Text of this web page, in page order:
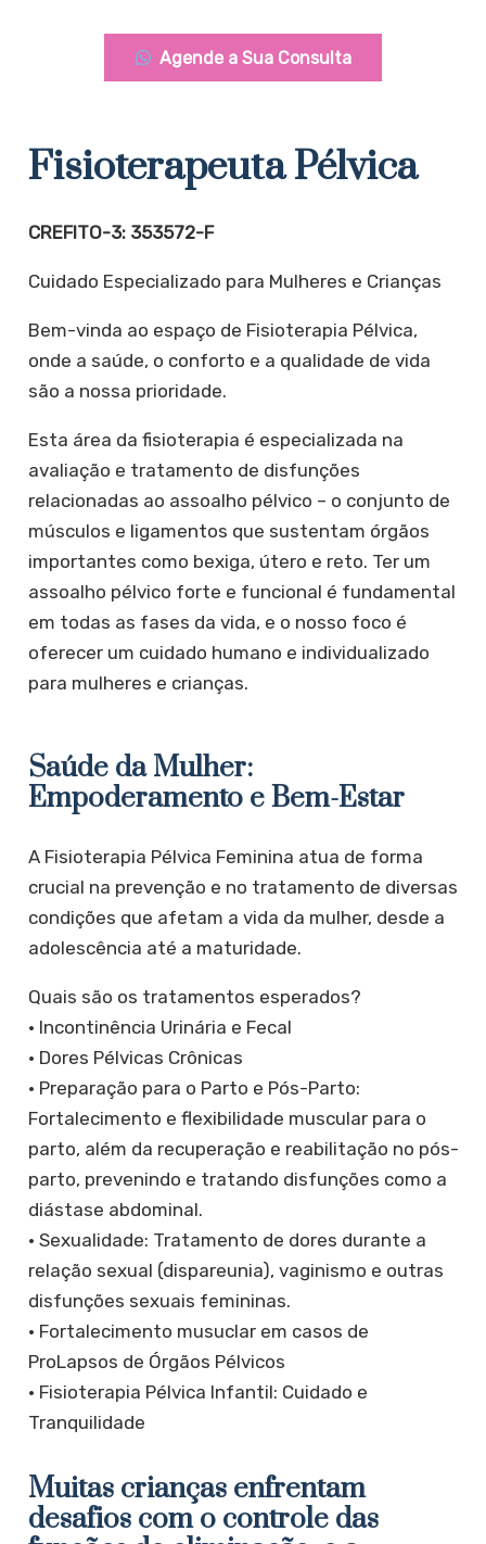
Agende a Sua Consulta
Fisioterapeuta Pélvica
CREFITO-3: 353572-F
Cuidado Especializado para Mulheres e Crianças
​Bem-vinda ao espaço de Fisioterapia Pélvica,
onde a saúde, o conforto e a qualidade de vida
são a nossa prioridade.
Esta área da fisioterapia é especializada na
avaliação e tratamento de disfunções
relacionadas ao assoalho pélvico – o conjunto de
músculos e ligamentos que sustentam órgãos
importantes como bexiga, útero e reto. Ter um
assoalho pélvico forte e funcional é fundamental
em todas as fases da vida, e o nosso foco é
oferecer um cuidado humano e individualizado
para mulheres e crianças.
Saúde da Mulher:
Empoderamento e Bem-Estar
​A Fisioterapia Pélvica Feminina atua de forma
crucial na prevenção e no tratamento de diversas
condições que afetam a vida da mulher, desde a
adolescência até a maturidade.
​Quais são os tratamentos esperados?
• Incontinência Urinária e Fecal
• Dores Pélvicas Crônicas
• Preparação para o Parto e Pós-Parto:
Fortalecimento e flexibilidade muscular para o
parto, além da recuperação e reabilitação no pós-
parto, prevenindo e tratando disfunções como a
diástase abdominal.
​• Sexualidade: Tratamento de dores durante a
relação sexual (dispareunia), vaginismo e outras
disfunções sexuais femininas.
• Fortalecimento musuclar em casos de
ProLapsos de Órgãos Pélvicos
• Fisioterapia Pélvica Infantil: Cuidado e
Tranquilidade
​Muitas crianças enfrentam
desafios com o controle das